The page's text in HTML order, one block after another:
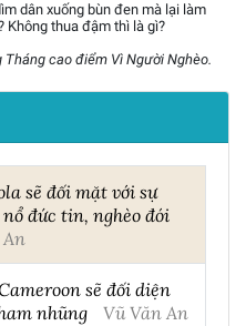
dân xuống bùn đen mà lại làm
Không thua đậm thì là gì?
cao điểm Vì Người Nghèo.
sẽ đối mặt với sự
đức tin, nghèo đói
sẽ đối diện
nhũng
Vũ Văn An